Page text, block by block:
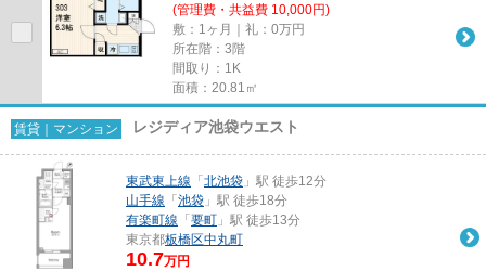
(管理費・共益費 10,000円)
敷：1ヶ月｜礼：0万円
所在階：3階
間取り：1K
面積：20.81㎡
賃貸｜マンション レジディア池袋ウエスト
東武東上線 「 北池袋 」駅 徒歩12分
山手線 「 池袋 」駅 徒歩18分
有楽町線 「 要町 」駅 徒歩13分
東京都板橋区中丸町
10.7万円